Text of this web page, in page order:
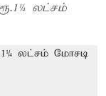
லட்சம்